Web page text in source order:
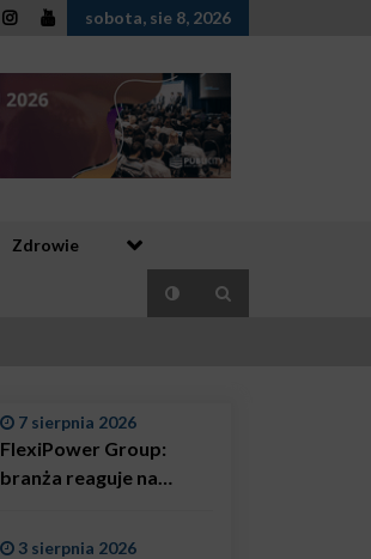
sobota, sie 8, 2026
Zdrowie
7 sierpnia 2026
FlexiPower Group:
branża reaguje na
3 sierpnia 2026